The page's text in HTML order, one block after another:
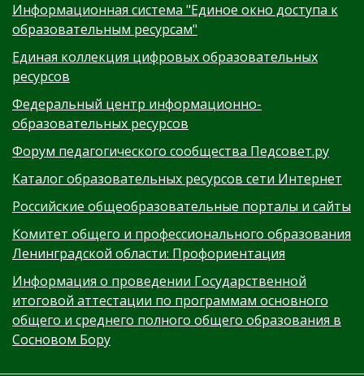
Информационная система "Единое окно доступа к
образовательным ресурсам"
Единая коллекция цифровых образовательных
ресурсов
Федеральный центр информационно-
образовательных ресурсов
Форум педагогического сообщества Педсовет.ру
Каталог образовательных ресурсов сети Интернет
Российские общеобразовательные порталы и сайты
Комитет общего и профессионального образования
Ленинградской области: Профориентация
Информация о проведении Государственной
итоговой аттестации по программам основного
общего и среднего полного общего образования в
Сосновом Бору